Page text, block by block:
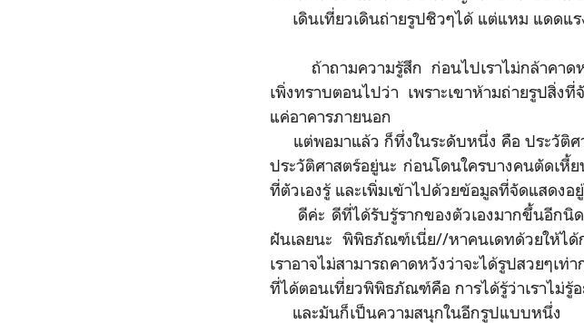
เดินเที่ยวเดินถ่ายรูปชิวๆได้ แต่แหม แดดแร
ถ้าถามความรู้สึก ก่อนไปเราไม่กล้าคาดห
เพิ่งทราบตอนไปว่า เพราะเขาห้ามถ่ายรูปสิ่ง
แค่อาคารภายนอก
แต่พอมาแล้ว ก็ทึ่งในระดับหนึ่ง คือ ประวัติศา
ประวัติศาสตร์อยู่นะ ก่อนโดนใครบางคนตัดเหี้
ที่ตัวเองรู้ และเพิ่มเข้าไปด้วยข้อมูลที่จัดแสดงอ
ดีค่ะ ดีที่ได้รับรู้รากของตัวเองมากขึ้นอีกนิ
ฝันเลยนะ พิพิธภัณฑ์เนี่ย//หาคนเดทด้วยให้ไ
เราอาจไม่สามารถคาดหวังว่าจะได้รูปสวยๆเ
ที่ได้ตอนเที่ยวพิพิธภัณฑ์คือ การได้รู้ว่าเราไม่รู้
และมันก็เป็นความสนุกในอีกรูปแบบหนึ่ง